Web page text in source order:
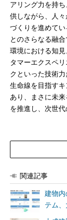
アリング力を持
供しながら、人
づくりを進めて
とのさらなる融
環境における知
タマーエクスペ
クといった技術
生命線を目指す
あり、まさに未
を推進し、次世
関連記事
建物内
テム